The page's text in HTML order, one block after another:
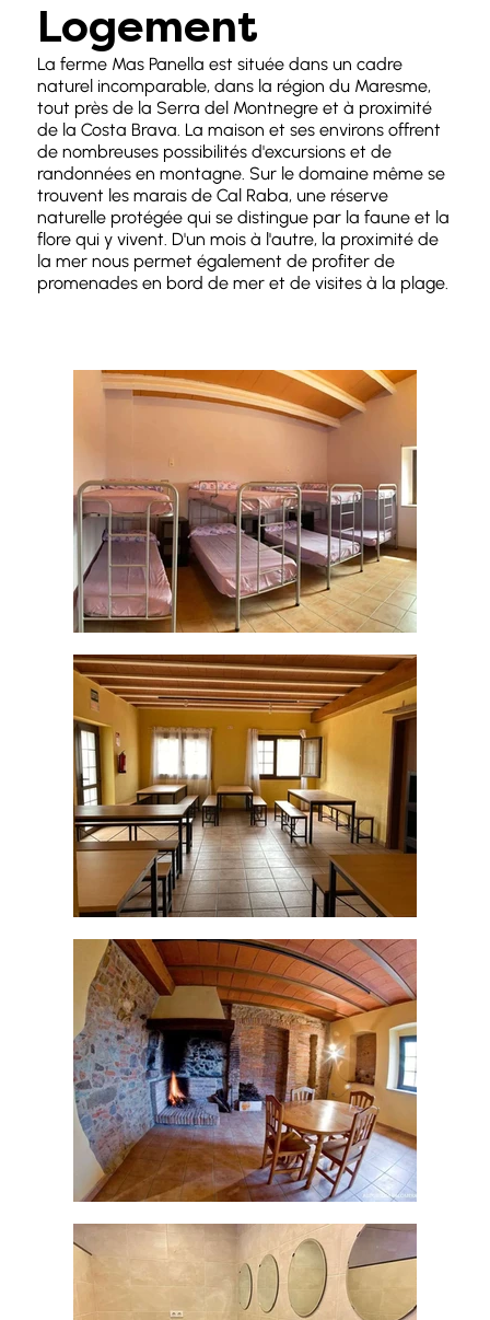
Logement
La ferme Mas Panella est située dans un cadre
naturel incomparable, dans la région du Maresme,
tout près de la Serra del Montnegre et à proximité
de la Costa Brava. La maison et ses environs offrent
de nombreuses possibilités d'excursions et de
randonnées en montagne. Sur le domaine même se
trouvent les marais de Cal Raba, une réserve
naturelle protégée qui se distingue par la faune et la
flore qui y vivent. D'un mois à l'autre, la proximité de
la mer nous permet également de profiter de
promenades en bord de mer et de visites à la plage.